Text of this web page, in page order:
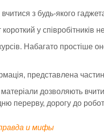
з будь-якого
у співробітників
Набагато простіше
представлена
матеріали дозволяють
перерву, дорогу до
и мифы